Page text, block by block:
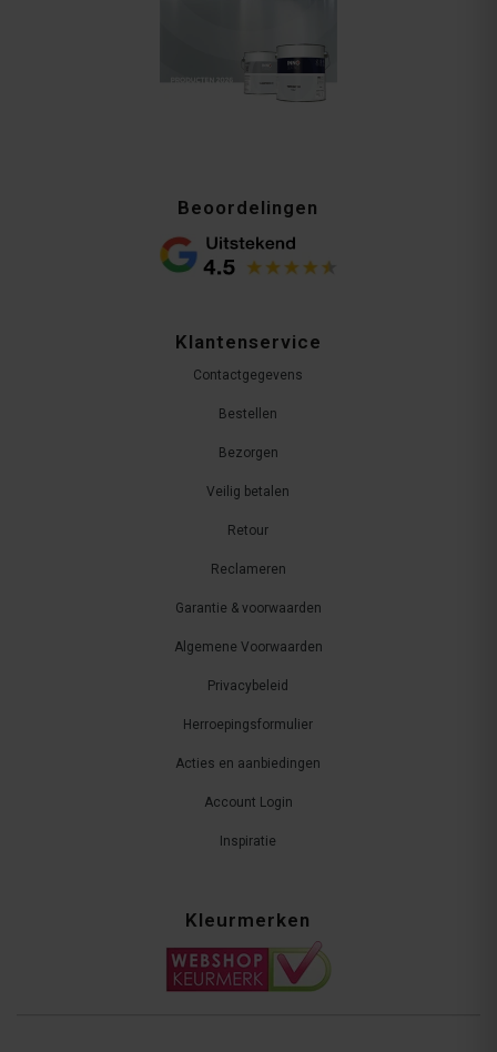
Beoordelingen
Klantenservice
Contactgegevens
Bestellen
Bezorgen
Veilig betalen
Retour
Reclameren
Garantie & voorwaarden
Algemene Voorwaarden
Privacybeleid
Herroepingsformulier
Acties en aanbiedingen
Account Login
Inspiratie
Kleurmerken